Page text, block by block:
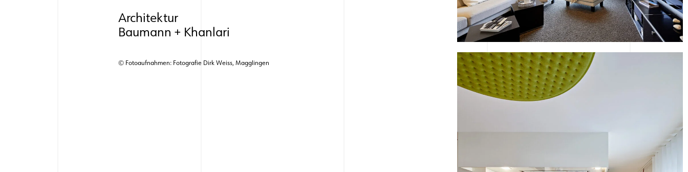
Architektur
Baumann + Khanlari
© Fotoaufnahmen: Fotografie Dirk Weiss, Magglingen